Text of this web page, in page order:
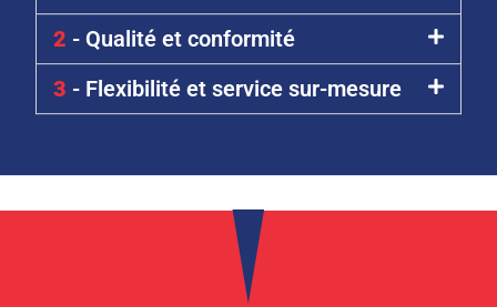
2 - Qualité et conformité
3 - Flexibilité et service sur-mesure